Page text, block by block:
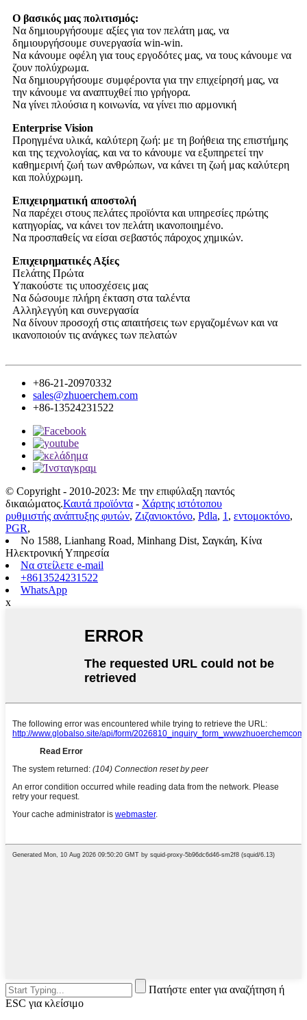
Ο βασικός μας πολιτισμός:
Να δημιουργήσουμε αξίες για τον πελάτη μας, να
δημιουργήσουμε συνεργασία win-win.
Να κάνουμε οφέλη για τους εργοδότες μας, να τους κάνουμε να
ζουν πολύχρωμα.
Να δημιουργήσουμε συμφέροντα για την επιχείρησή μας, να
την κάνουμε να αναπτυχθεί πιο γρήγορα.
Να γίνει πλούσια η κοινωνία, να γίνει πιο αρμονική
Enterprise Vision
Προηγμένα υλικά, καλύτερη ζωή: με τη βοήθεια της επιστήμης
και της τεχνολογίας, και να το κάνουμε να εξυπηρετεί την
καθημερινή ζωή των ανθρώπων, να κάνει τη ζωή μας καλύτερη
και πολύχρωμη.
Επιχειρηματική αποστολή
Να παρέχει στους πελάτες προϊόντα και υπηρεσίες πρώτης
κατηγορίας, να κάνει τον πελάτη ικανοποιημένο.
Να προσπαθείς να είσαι σεβαστός πάροχος χημικών.
Επιχειρηματικές Αξίες
Πελάτης Πρώτα
Υπακούστε τις υποσχέσεις μας
Να δώσουμε πλήρη έκταση στα ταλέντα
Αλληλεγγύη και συνεργασία
Να δίνουν προσοχή στις απαιτήσεις των εργαζομένων και να
ικανοποιούν τις ανάγκες των πελατών
+86-21-20970332
sales@zhuoerchem.com
+86-13524231522
© Copyright - 2010-2023: Με την επιφύλαξη παντός
δικαιώματος.Καυτά προϊόντα - Χάρτης ιστότοπου
ρυθμιστής ανάπτυξης φυτών, Ζιζανιοκτόνο, Pdla, 1, εντομοκτόνο,
PGR,
No 1588, Lianhang Road, Minhang Dist, Σαγκάη, Κίνα
Ηλεκτρονική Υπηρεσία
Να στείλετε e-mail
+8613524231522
WhatsApp
x
Πατήστε enter για αναζήτηση ή
ESC για κλείσιμο